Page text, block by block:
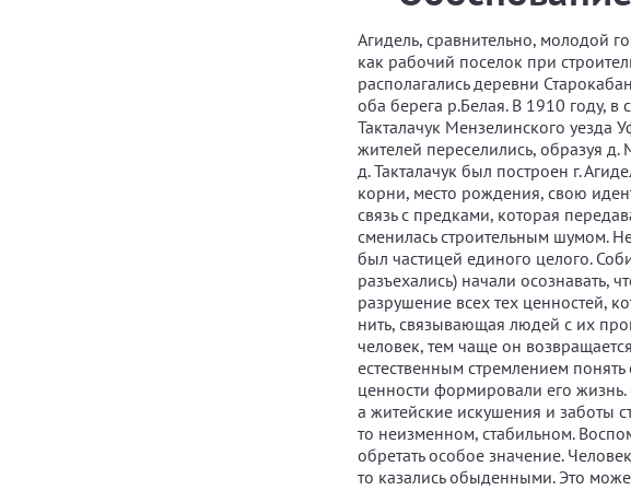
Агидель, сравнительно, молодой
как рабочий поселок при
располагались деревни
оба берега р.Белая. В 1910 году, в
Такталачук Мензелинского уезда
жителей переселились, образуя
д. Такталачук был построен г.
корни, место рождения, свою
связь с предками, которая
сменилась строительным шумом.
был частицей единого целого.
разъехались) начали осознавать,
разрушение всех тех ценностей,
нить, связывающая людей с их
человек, тем чаще он
естественным стремлением
ценности формировали его
а житейские искушения и заботы
то неизменном, стабильном.
обретать особое значение.
то казались обыденными. Это